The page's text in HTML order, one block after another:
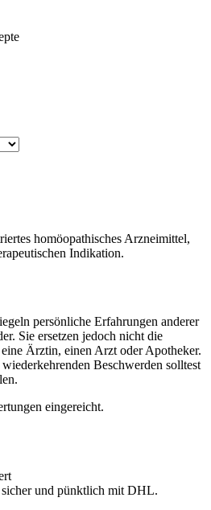
homöopathisches Arzneimittel,
Indikation.
persönliche Erfahrungen anderer
Sie ersetzen jedoch nicht die
Ärztin, einen Arzt oder Apotheker.
Beschwerden solltest
eingereicht.
und pünktlich mit DHL.